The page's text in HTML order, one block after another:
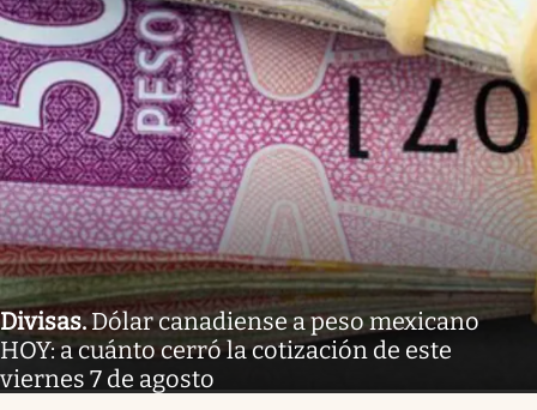
Divisas.Dólar canadiense a peso mexicano
HOY: a cuánto cerró la cotización de este
viernes 7 de agosto